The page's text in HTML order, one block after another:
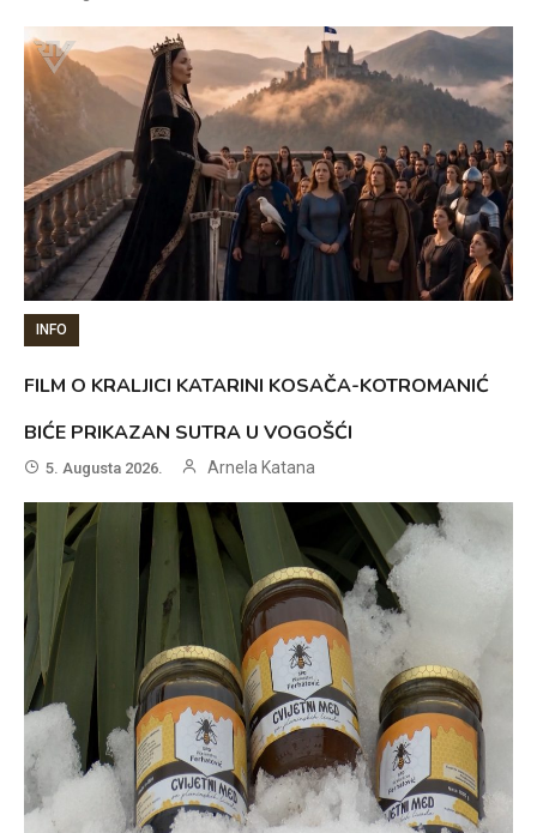
INFO
FILM O KRALJICI KATARINI KOSAČA-KOTROMANIĆ
BIĆE PRIKAZAN SUTRA U VOGOŠĆI
5. Augusta 2026. Arnela Katana